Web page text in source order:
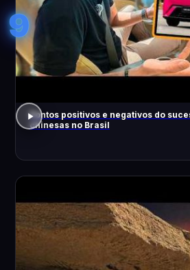
9
Pontos positivos e negativos do
chinesas no Brasil